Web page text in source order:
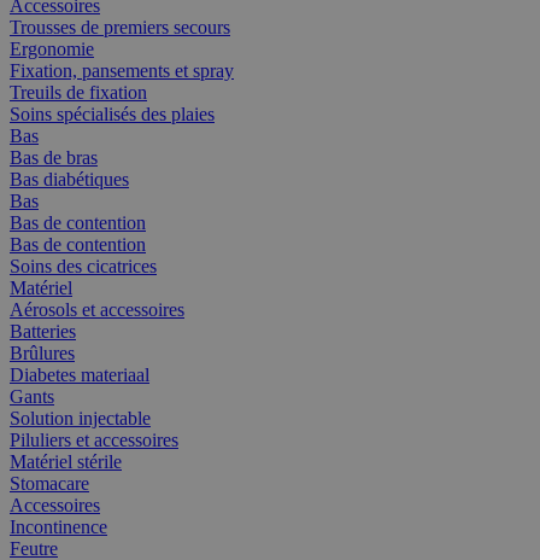
Accessoires
Trousses de premiers secours
Ergonomie
Fixation, pansements et spray
Treuils de fixation
Soins spécialisés des plaies
Bas
Bas de bras
Bas diabétiques
Bas
Bas de contention
Bas de contention
Soins des cicatrices
Matériel
Aérosols et accessoires
Batteries
Brûlures
Diabetes materiaal
Gants
Solution injectable
Piluliers et accessoires
Matériel stérile
Stomacare
Accessoires
Incontinence
Feutre